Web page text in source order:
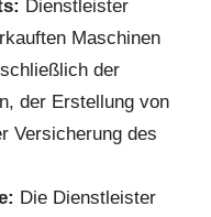
Dienstleister
Maschinen
der
der Erstellung von
Versicherung des
Die Dienstleister